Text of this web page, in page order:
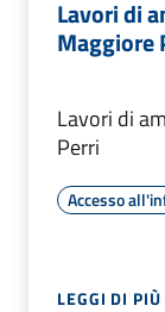
Lavori di
Maggiore
Lavori di
Perri
Accesso
LEGGI DI PIÙ